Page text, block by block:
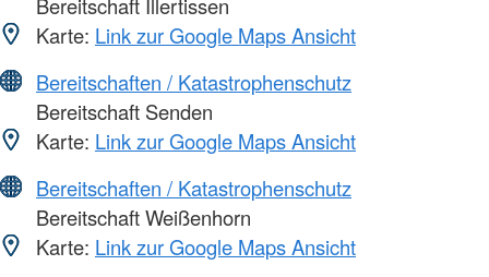
Karte: Link zur Google Maps Ansicht
Bereitschaften / Katastrophenschutz
Bereitschaft Senden
Karte: Link zur Google Maps Ansicht
Bereitschaften / Katastrophenschutz
Bereitschaft Weißenhorn
Karte: Link zur Google Maps Ansicht